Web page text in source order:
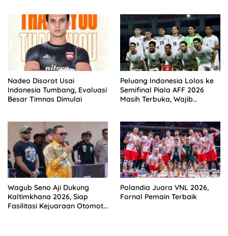
Nadeo Disorot Usai
Indonesia Tumbang, Evaluasi
Besar Timnas Dimulai
Peluang Indonesia Lolos ke
Semifinal Piala AFF 2026
Masih Terbuka, Wajib
Wagub Seno Aji Dukung
Kaltimkhana 2026, Siap
Fasilitasi Kejuaraan Otomotif
Polandia Juara VNL 2026,
Fornal Pemain Terbaik